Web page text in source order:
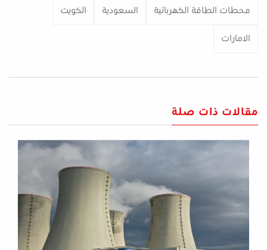
محطات الطاقة الكهربائية السعودية الكويت
الامارات
مقالات ذات صلة